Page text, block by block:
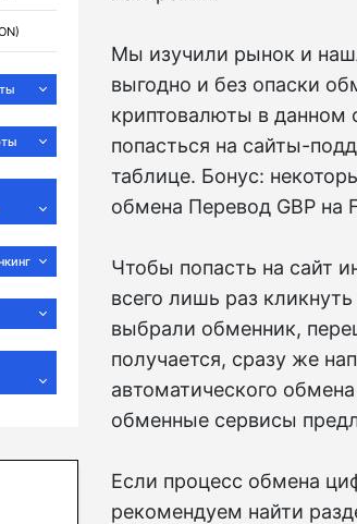
Мы изучили рынок и
выгодно и без опаски
криптовалюты в данном
попасться на сайты-
таблице. Бонус:
обмена Перевод GBP на
Чтобы попасть на сайт
всего лишь раз
выбрали обменник,
получается, сразу же
автоматического
обменные сервисы
Если процесс обмена
рекомендуем найти